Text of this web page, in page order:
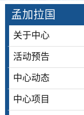
孟加拉国
关于中心
活动预告
中心动态
中心项目